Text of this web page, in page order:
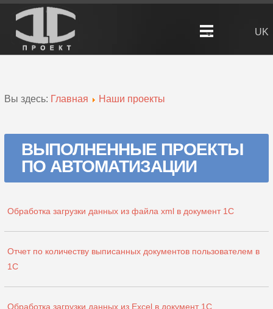
UK
Вы здесь: Главная Наши проекты
ВЫПОЛНЕННЫЕ ПРОЕКТЫ
ПО АВТОМАТИЗАЦИИ
Обработка загрузки данных из файла xml в документ 1С
Отчет по количеству выписанных документов пользователем в
1С
Обработка загрузки данных из Excel в документ 1С